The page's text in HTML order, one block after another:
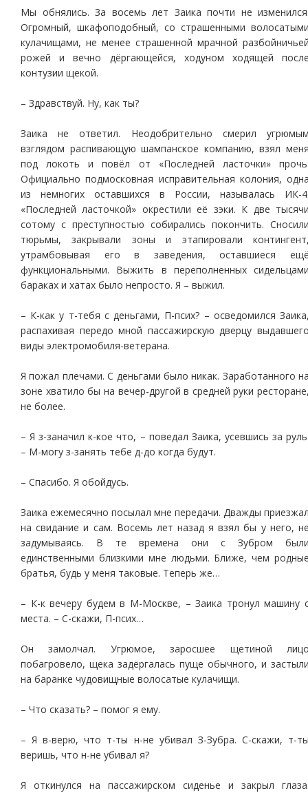
Мы обнялись. За восемь лет Заика почти не
Огромный, шкафоподобный, со страшенными
кулачищами, не менее страшенной мрачной
рожей и вечно дёргающейся, ходуном ходящей
контузии щекой.
– Здравствуй. Ну, как ты?
Заика не ответил. Неодобрительно смерил
взглядом распивающую шампанское компанию, взял
под локоть и повёл от «Последней ласточки»
Официально подмосковная исправительная колония,
из немногих оставшихся в России, называлась ИК-
«Последней ласточкой» окрестили её зэки. К две
сотому с преступностью собирались покончить.
тюрьмы, закрывали зоны и этапировали
утрамбовывая его в заведения, оставшиеся
функциональными. Выжить в переполненных
бараках и хатах было непросто. Я – выжил.
– К-как у т-тебя с деньгами, П-псих? – осведомился
распахивая передо мной пассажирскую дверцу
виды электромобиля-ветерана.
Я пожал плечами. С деньгами было никак. Заработанного
зоне хватило бы на вечер-другой в средней руки
не более.
– Я з-заначил к-кое что, – поведал Заика, усевшись за
– М-могу з-занять тебе д-до когда будут.
– Спасибо. Я обойдусь.
Заика ежемесячно посылал мне передачи. Дважды
на свидание и сам. Восемь лет назад я взял бы у него,
задумываясь. В те времена они с Зубром
единственными близкими мне людьми. Ближе, чем
братья, будь у меня таковые. Теперь же…
– К-к вечеру будем в М-Москве, – Заика тронул машину
места. – С-скажи, П-псих…
Он замолчал. Угрюмое, заросшее щетиной
побагровело, щека задёргалась пуще обычного, и
на баранке чудовищные волосатые кулачищи.
– Что сказать? – помог я ему.
– Я в-верю, что т-ты н-не убивал З-Зубра. С-скажи, т-
веришь, что н-не убивал я?
Я откинулся на пассажирском сиденье и закрыл